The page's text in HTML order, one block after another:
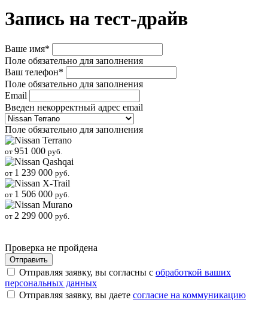
Запись на тест-драйв
Ваше имя*
Поле обязательно для заполнения
Ваш телефон*
Поле обязательно для заполнения
Email
Введен некорректный адрес email
Поле обязательно для заполнения
от 951 000 руб.
от 1 239 000 руб.
от 1 506 000 руб.
от 2 299 000 руб.
Проверка не пройдена
Отправить
Отправляя заявку, вы согласны с обработкой ваших
персональных данных
Отправляя заявку, вы даете cогласие на коммуникацию